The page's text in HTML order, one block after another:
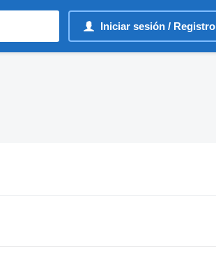
Iniciar sesión / Registro